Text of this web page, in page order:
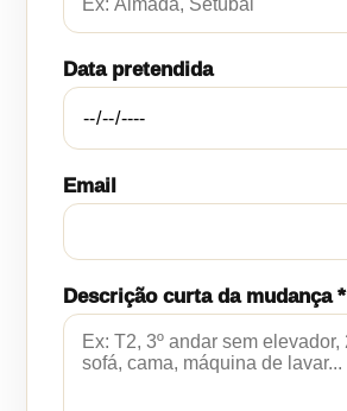
Data pretendida
Email
Descrição curta da mudança *